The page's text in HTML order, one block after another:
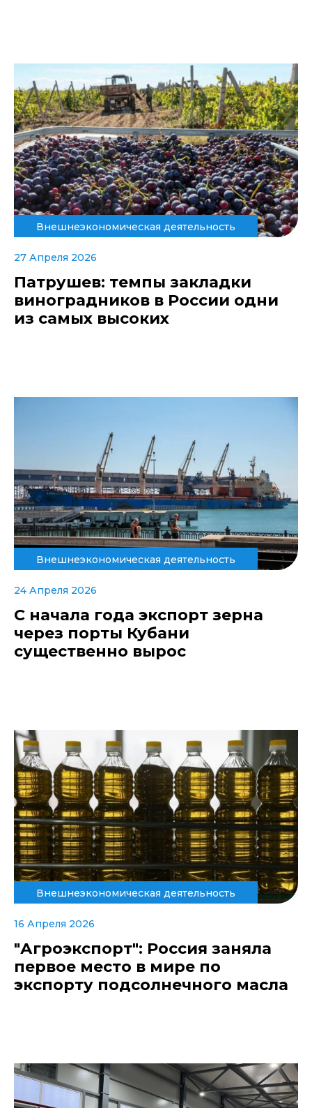
Внешнеэкономическая деятельность
27 Апреля 2026
Патрушев: темпы закладки
виноградников в России одни
из самых высоких
Внешнеэкономическая деятельность
24 Апреля 2026
С начала года экспорт зерна
через порты Кубани
существенно вырос
Внешнеэкономическая деятельность
16 Апреля 2026
"Агроэкспорт": Россия заняла
первое место в мире по
экспорту подсолнечного масла